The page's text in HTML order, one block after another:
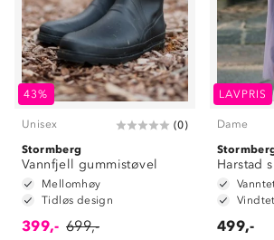
43%
Unisex (0)
Stormberg
Vannfjell gummistøvel
Mellomhøy
Tidløs design
399,- 699,-
LAVPRIS
Dame
Harstad
499,-